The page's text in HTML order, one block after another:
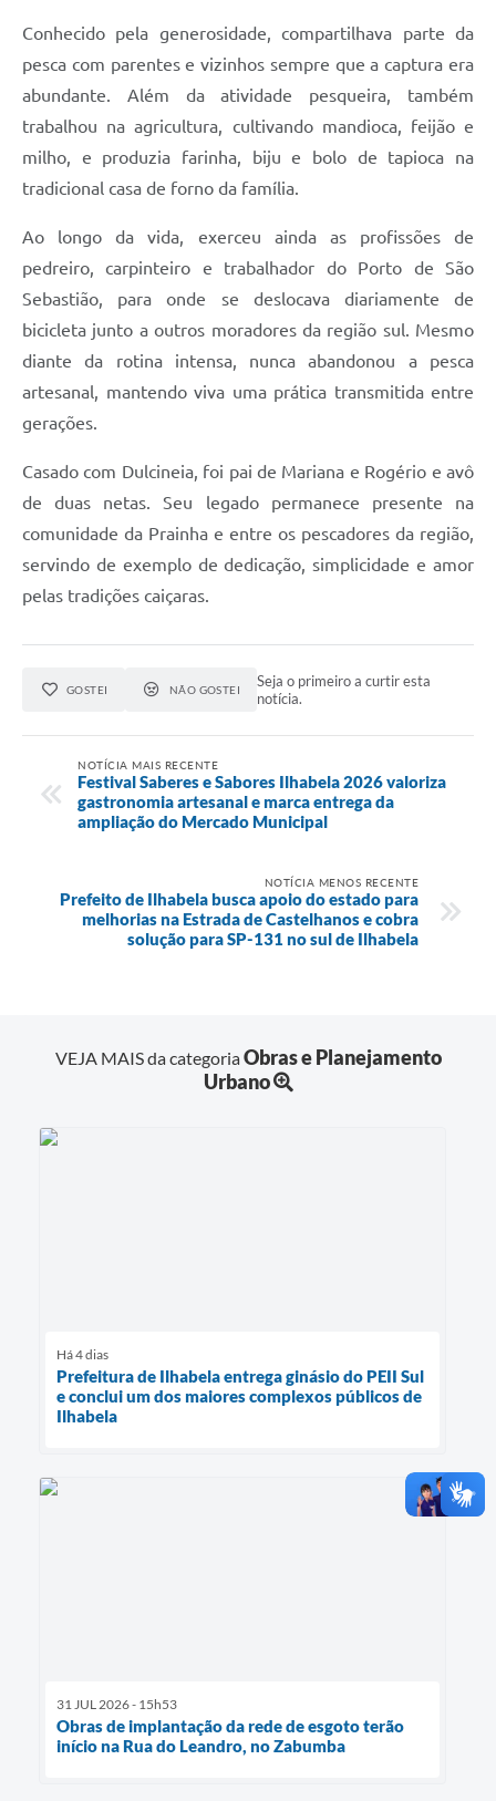
Conhecido pela generosidade, compartilhava parte da
pesca com parentes e vizinhos sempre que a captura era
abundante. Além da atividade pesqueira, também
trabalhou na agricultura, cultivando mandioca, feijão e
milho, e produzia farinha, biju e bolo de tapioca na
tradicional casa de forno da família.
Ao longo da vida, exerceu ainda as profissões de
pedreiro, carpinteiro e trabalhador do Porto de São
Sebastião, para onde se deslocava diariamente de
bicicleta junto a outros moradores da região sul. Mesmo
diante da rotina intensa, nunca abandonou a pesca
artesanal, mantendo viva uma prática transmitida entre
gerações.
Casado com Dulcineia, foi pai de Mariana e Rogério e avô
de duas netas. Seu legado permanece presente na
comunidade da Prainha e entre os pescadores da região,
servindo de exemplo de dedicação, simplicidade e amor
pelas tradições caiçaras.
GOSTEI NÃO GOSTEI
Seja o primeiro a curtir esta
notícia.
NOTÍCIA MAIS RECENTE
Festival Saberes e Sabores Ilhabela 2026 valoriza
gastronomia artesanal e marca entrega da
ampliação do Mercado Municipal
NOTÍCIA MENOS RECENTE
Prefeito de Ilhabela busca apoio do estado para
melhorias na Estrada de Castelhanos e cobra
solução para SP-131 no sul de Ilhabela
VEJA MAIS da categoriaObras e Planejamento
Urbano
Há 4 dias
Prefeitura de Ilhabela entrega ginásio do PEII Sul
e conclui um dos maiores complexos públicos de
Ilhabela
31 JUL 2026 - 15h53
Obras de implantação da rede de esgoto terão
início na Rua do Leandro, no Zabumba